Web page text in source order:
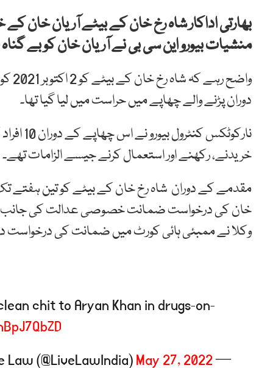
بھارتی اداکار شاہ رخ خان کے بیٹے آریان
منشیات بیورو این سی بی نے آریان خان کو بے
دوران پڑنے والے چھاپے میں حراست میں لیا گیا تھا۔
خریدنے، رکھنے اور استعمال کرنے جیسے الزامات تھے۔
وکلا نے ممبئی ہائی کورٹ میں ضمانت کی درخواست
chit to Aryan Khan in drugs-on-
— Live Law (@LiveLawIndia)
May 27, 2022